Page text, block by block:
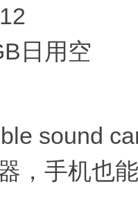
日用空
sound
，手机也